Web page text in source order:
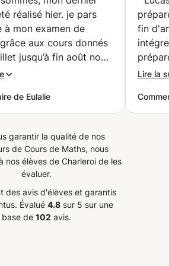
présentiel ou à
distance (Charleroi)
hier. je pars
à mon examen de
aux cours donnés
jusqu’à fin août nous
toutes mes
grâce aux petites
et aux exercices j’ai
à l’écoute et
”
de Eulalie
fin
et
Lire la
garantir la qualité de nos
de Cours de Maths, nous
nos élèves de Charleroi de les
évaluer.
des avis d'élèves et garantis
Évalué 4.8 sur 5 sur une
base de 102 avis.